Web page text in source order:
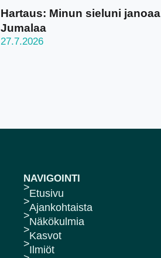
Hartaus: Minun sieluni janoaa
Jumalaa
27.7.2026
NAVIGOINTI
Etusivu
Ajankohtaista
Näkökulmia
Kasvot
Ilmiöt